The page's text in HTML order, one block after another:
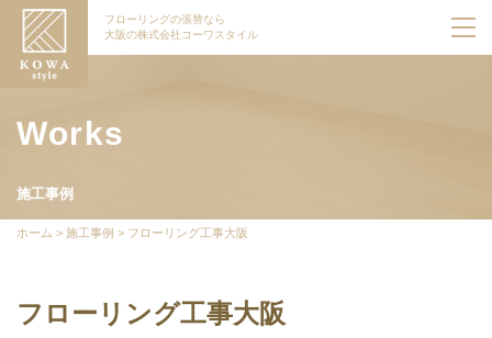
フローリングの張替なら
大阪の株式会社コーワスタイル
Works
施工事例
ホーム > 施工事例 > フローリング工事大阪
フローリング工事大阪